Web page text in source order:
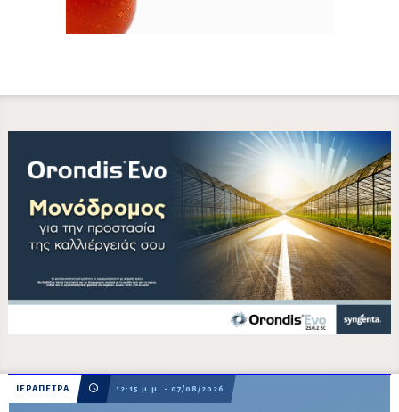
ΙΕΡΑΠΕΤΡΑ 12:15 μ.μ. - 07/08/2026